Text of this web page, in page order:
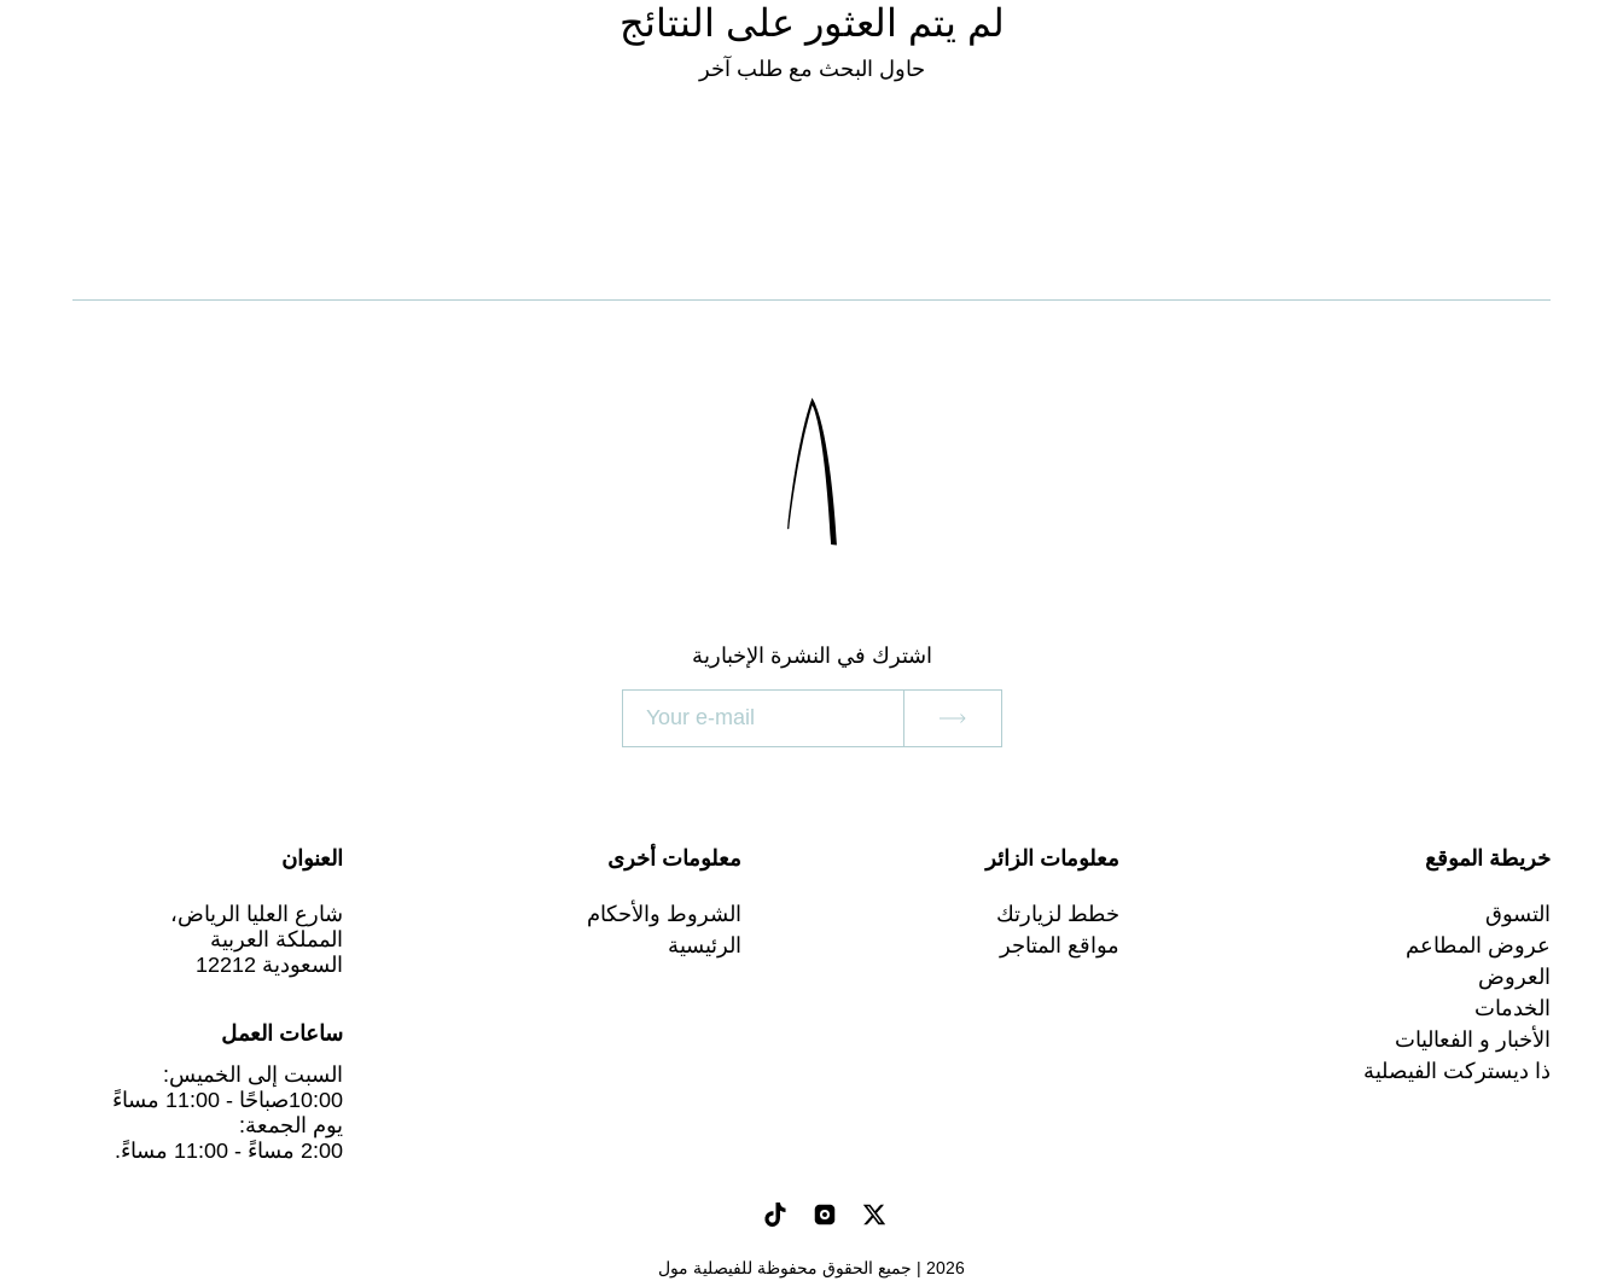
لم يتم العثور على النتائج
حاول البحث مع طلب آخر
اشترك في النشرة الإخبارية
خريطة الموقع
التسوق
عروض المطاعم
العروض
الخدمات
الأخبار و الفعاليات
ذا ديستركت الفيصلية
معلومات الزائر
خطط لزيارتك
مواقع المتاجر
معلومات أخرى
الشروط والأحكام
الرئيسية
العنوان
شارع العليا الرياض،
المملكة العربية
السعودية 12212
ساعات العمل
السبت إلى الخميس:
10:00صباحًا - 11:00 مساءً
يوم الجمعة:
2:00 مساءً - 11:00 مساءً.
2026 | جميع الحقوق محفوظة للفيصلية مول